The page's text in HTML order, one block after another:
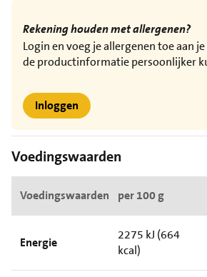
Rekening houden met allergenen?
Login en voeg je allergenen toe aan
de productinformatie persoonlijker
Inloggen
Voedingswaarden
Voedingswaarden per 100 g
Energie
2275 kJ (664
kcal)